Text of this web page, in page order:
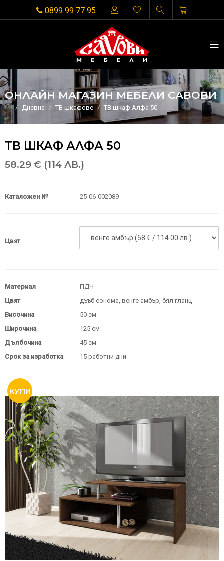
0899 99 77 95
ОНЛАЙН МАГАЗИН МЕБЕЛИ САВОВИ
Дневна ТВ шкафове ТВ шкаф Алфа 50
ТВ ШКАФ АЛФА 50
58.29 € (114 ЛВ.)
Каталожен № 25-06-002089
Цвят
Материал
ПДЧ
Цвят
дъъб сонома, венге амбър, бял гланц
Височина
50 см
Широчина
125 см
Дълбочина
45 см
Срок за изработка
15 работни дни